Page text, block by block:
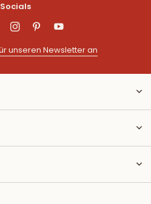
Socials
unseren Newsletter an